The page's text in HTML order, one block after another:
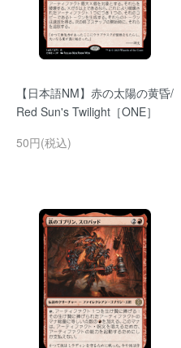
【日本語NM】赤の太陽の黄昏/
Red Sun's Twilight［ONE］
50円(税込)